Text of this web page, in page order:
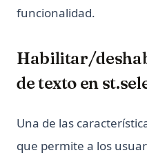
funcionalidad.
Habilitar/
de texto en
Una de las
que permite a los